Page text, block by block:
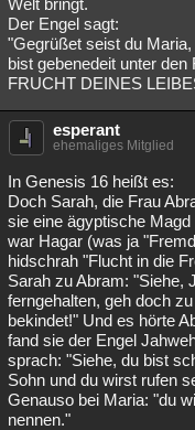
Der Engel sagt:
"Gegrüßet seist du
bist gebenedeit unter
FRUCHT DEINES
esperant
ehemaliges Mitglied
In Genesis 16 heißt es:
Doch Sarah, die Frau
sie eine ägyptische
war Hagar (was ja
hidschrah "Flucht in die
Sarah zu Abram: "Siehe,
ferngehalten, geh doch
bekindet!" Und es hörte
fand sie der Engel
sprach: "Siehe, du bist
Sohn und du wirst rufen
Genauso bei Maria: "du
nennen."